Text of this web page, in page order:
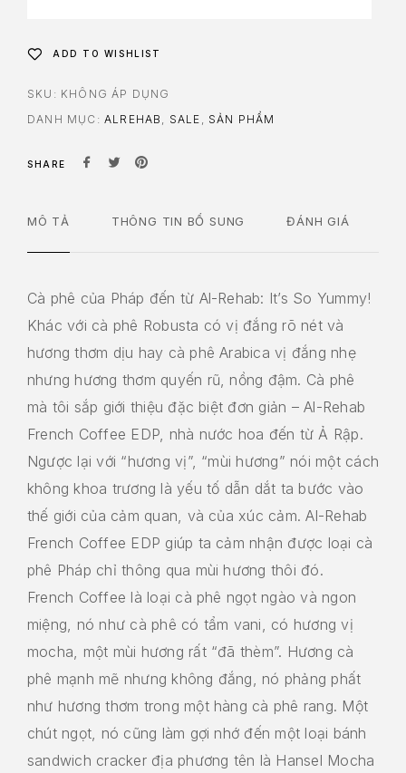
ADD TO WISHLIST
SKU: KHÔNG ÁP DỤNG
DANH MỤC: ALREHAB , SALE , SẢN PHẨM
SHARE
MÔ TẢ THÔNG TIN BỔ SUNG ĐÁNH GIÁ
Cà phê của Pháp đến từ Al-Rehab: It’s So Yummy!
Khác với cà phê Robusta có vị đắng rõ nét và
hương thơm dịu hay cà phê Arabica vị đắng nhẹ
nhưng hương thơm quyến rũ, nồng đậm. Cà phê
mà tôi sắp giới thiệu đặc biệt đơn giản – Al-Rehab
French Coffee EDP, nhà nước hoa đến từ Ả Rập.
Ngược lại với “hương vị”, “mùi hương” nói một cách
không khoa trương là yếu tố dẫn dắt ta bước vào
thế giới của cảm quan, và của xúc cảm. Al-Rehab
French Coffee EDP giúp ta cảm nhận được loại cà
phê Pháp chỉ thông qua mùi hương thôi đó.
French Coffee là loại cà phê ngọt ngào và ngon
miệng, nó như cà phê có tẩm vani, có hương vị
mocha, một mùi hương rất “đã thèm”. Hương cà
phê mạnh mẽ nhưng không đắng, nó phảng phất
như hương thơm trong một hàng cà phê rang. Một
chút ngọt, nó cũng làm gợi nhớ đến một loại bánh
sandwich cracker địa phương tên là Hansel Mocha